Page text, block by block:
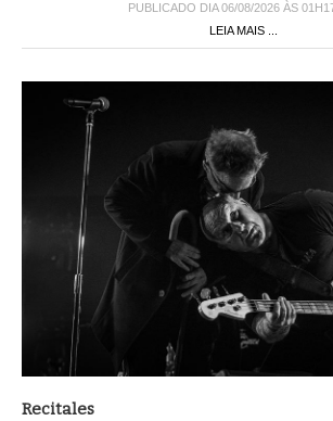
PUBLICADO DIA 06/08/2026 ÀS
LEIA MAIS ...
Recitales